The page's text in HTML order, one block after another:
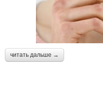
читать дальше →